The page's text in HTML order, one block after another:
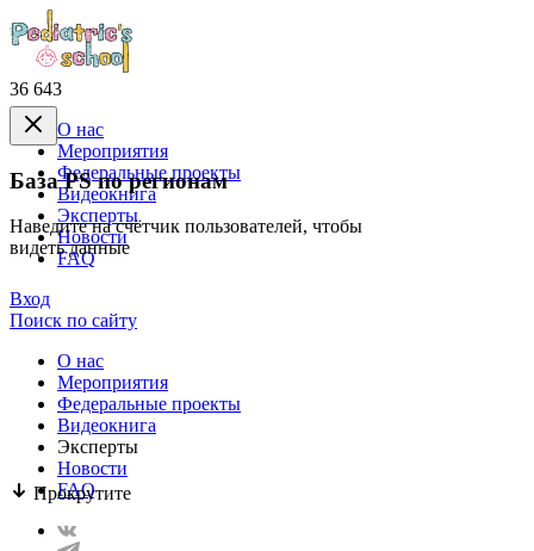
36 643
База PS по регионам
Наведите на счётчик пользователей, чтобы
видеть данные
Прокрутите
О нас
Mероприятия
Федеральные проекты
Видеокнига
Эксперты
Новости
FAQ
Вход
Поиск по сайту
О нас
Mероприятия
Федеральные проекты
Видеокнига
Эксперты
Новости
FAQ